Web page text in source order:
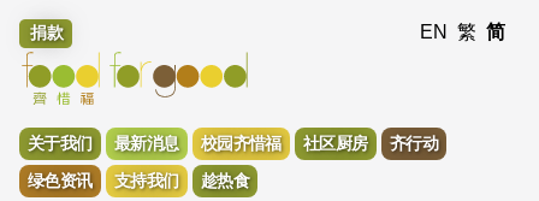
捐款 EN 繁 简
关于我们 最新消息 校园齐惜福 社区厨房
齐行动
绿色资讯
支持我们 趁热食